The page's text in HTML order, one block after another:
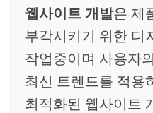
웹사이트 개발은 제
부각시키기 위한 디
작업중이며 사용자
최신 트렌드를 적용
최적화된 웹사이트